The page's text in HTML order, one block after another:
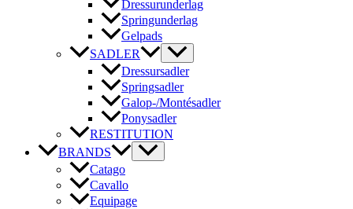
Dressurunderlag
Springunderlag
Gelpads
SADLER
Dressursadler
Springsadler
Galop-/Montésadler
Ponysadler
RESTITUTION
BRANDS
Catago
Cavallo
Equipage